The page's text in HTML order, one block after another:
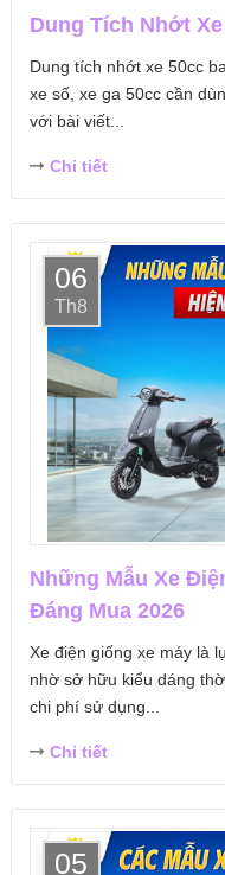
Dung Tích Nhớt
Dung tích nhớt xe 50cc
xe số, xe ga 50cc cần
với bài viết...
Chi tiết
06
Th8
Những Mẫu Xe
Đáng Mua 2026
Xe điện giống xe máy là
nhờ sở hữu kiểu dáng
chi phí sử dụng...
Chi tiết
05